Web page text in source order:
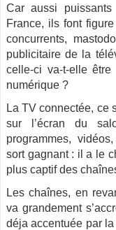
Car aussi
France, ils font
concurrents,
publicitaire de la
celle-ci va-t-elle être
numérique ?
La TV connectée, ce
sur l’écran du
programmes,
sort gagnant : il a le
plus captif des
Les chaînes, en
va grandement
déja accentuée par la